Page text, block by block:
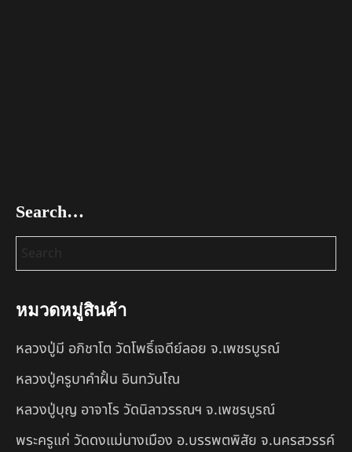
Search…
หมวดหมู่สินค้า
หลวงปู่มี อภิชาโต วัดโพธิ์เจดีย์ลอย จ.เพชรบูรณ์
หลวงปู่ครูบาคำฝั้น อินทวันโณ
หลวงปู่บุญ อาจาโร วัดนิลาวรรณฯ จ.เพชรบูรณ์
พระครูแก่ วัดดงแม่นางเมือง อ.บรรพตพิสัย จ.นครสวรรค์